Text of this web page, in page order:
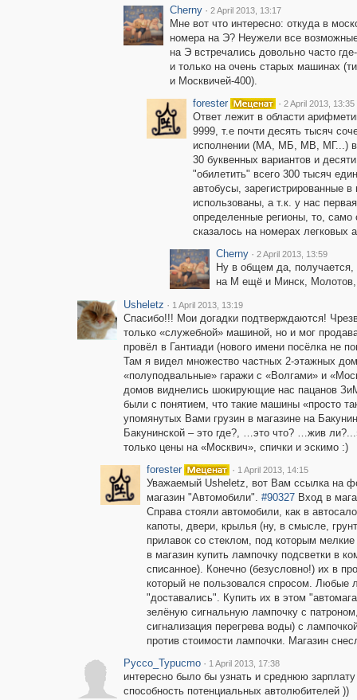
Cherny · 2 April 2013, 13:17
Мне вот что интересно: откуда в
номера на Э? Неужели все
на Э встречались довольно часто
и только на очень старых машинах
и Москвичей-400).
forester
· 2 April 2013, 13:35
Ответ лежит в области
9999, т.е почти десять тысяч
исполнении (МА, МБ, МВ, МГ...)
30 буквенных вариантов и
"обилетить" всего 300 тысяч
автобусы, зарегистрированные
использованы, а т.к. у нас
определенные регионы, то,
сказалось на номерах
Cherny · 2 April 2013, 13:59
Ну в общем да,
на М ещё и Минск,
Usheletz · 1 April 2013, 13:19
Спасибо!!! Мои догадки подтверждаются!
только «служебной» машиной, но и мог
провёл в Гантиади (нового имени посёлка не
Там я видел множество частных 2-этажных
«полуподвальные» гаражи с «Волгами» и
домов виднелись шокирующие нас пацанов
были с понятием, что такие машины «просто
упомянутых Вами грузин в магазине на
Бакунинской – это где?, …это что? …жив
только цены на «Москвич», спички и эскимо :)
forester
· 1 April 2013, 14:15
Уважаемый Usheletz, вот Вам ссылка на
магазин "Автомобили". #90327Вход в
Справа стояли автомобили, как в
капоты, двери, крылья (ну, в смысле,
прилавок со стеклом, под которым
в магазин купить лампочку подсветки в
списанное). Конечно (безусловно!) их в
который не пользовался спросом. Любые
"доставались". Купить их в этом
зелёную сигнальную лампочку с
сигнализация перегрева воды) с
против стоимости лампочки. Магазин
Pycco_Typucmo · 1 April 2013, 17:38
интересно было бы узнать и среднюю
способность потенциальных автолюбителей ))